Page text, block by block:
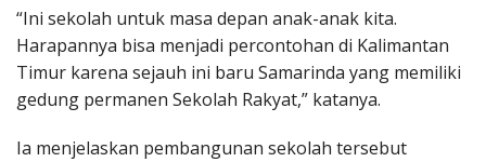
“Ini sekolah untuk masa depan anak-anak kita.
Harapannya bisa menjadi percontohan di Kalimantan
Timur karena sejauh ini baru Samarinda yang memiliki
gedung permanen Sekolah Rakyat,” katanya.
Ia menjelaskan pembangunan sekolah tersebut